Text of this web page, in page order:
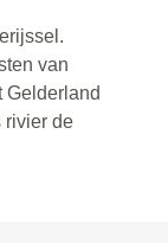
van
Gelderland
rivier de